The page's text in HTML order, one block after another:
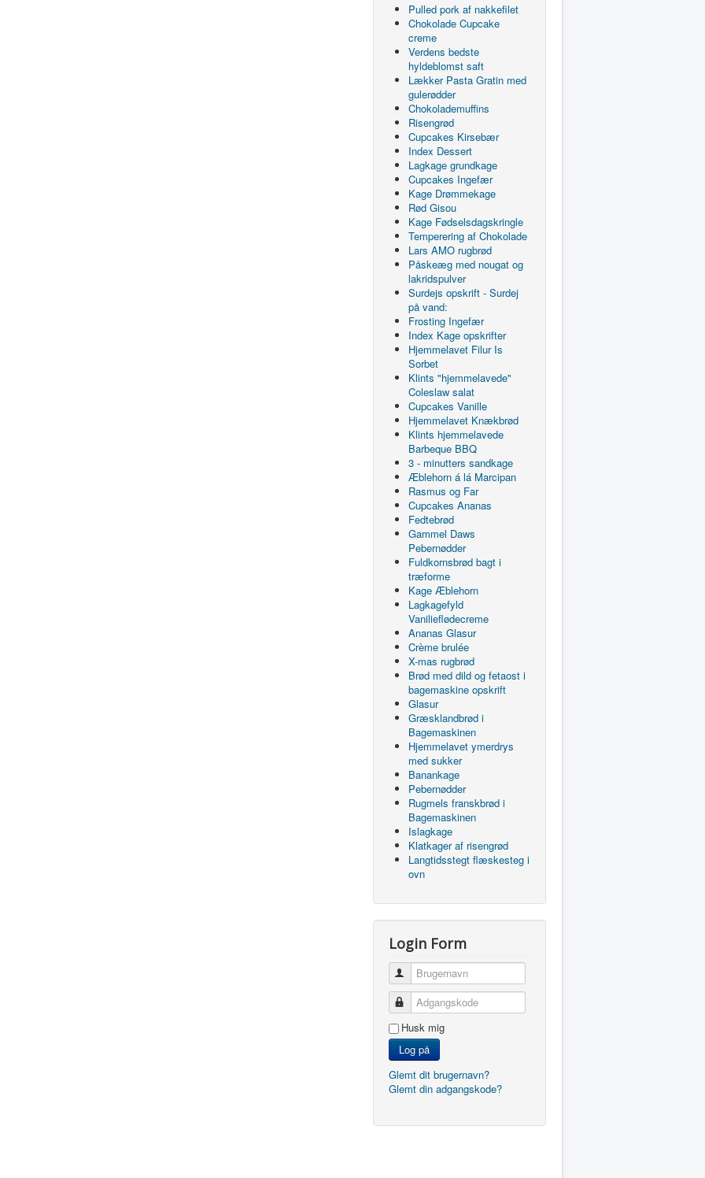
Pulled pork af nakkefilet
Chokolade Cupcake
creme
Verdens bedste
hyldeblomst saft
Lækker Pasta Gratin med
gulerødder
Chokolademuffins
Risengrød
Cupcakes Kirsebær
Index Dessert
Lagkage grundkage
Cupcakes Ingefær
Kage Drømmekage
Rød Gisou
Kage Fødselsdagskringle
Temperering af Chokolade
Lars AMO rugbrød
Påskeæg med nougat og
lakridspulver
Surdejs opskrift - Surdej
på vand:
Frosting Ingefær
Index Kage opskrifter
Hjemmelavet Filur Is
Sorbet
Klints "hjemmelavede"
Coleslaw salat
Cupcakes Vanille
Hjemmelavet Knækbrød
Klints hjemmelavede
Barbeque BBQ
3 - minutters sandkage
Æblehorn á lá Marcipan
Rasmus og Far
Cupcakes Ananas
Fedtebrød
Gammel Daws
Pebernødder
Fuldkornsbrød bagt i
træforme
Kage Æblehorn
Lagkagefyld
Vanilieflødecreme
Ananas Glasur
Crème brulée
X-mas rugbrød
Brød med dild og fetaost i
bagemaskine opskrift
Glasur
Græsklandbrød i
Bagemaskinen
Hjemmelavet ymerdrys
med sukker
Banankage
Pebernødder
Rugmels franskbrød i
Bagemaskinen
Islagkage
Klatkager af risengrød
Langtidsstegt flæskesteg i
ovn
Login Form
Brugernavn
Adgangskode
Husk mig
Log på
Glemt dit brugernavn?
Glemt din adgangskode?